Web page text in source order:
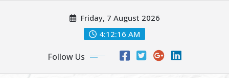
Friday, 7 August 2026
4:12:18 AM
Follow Us